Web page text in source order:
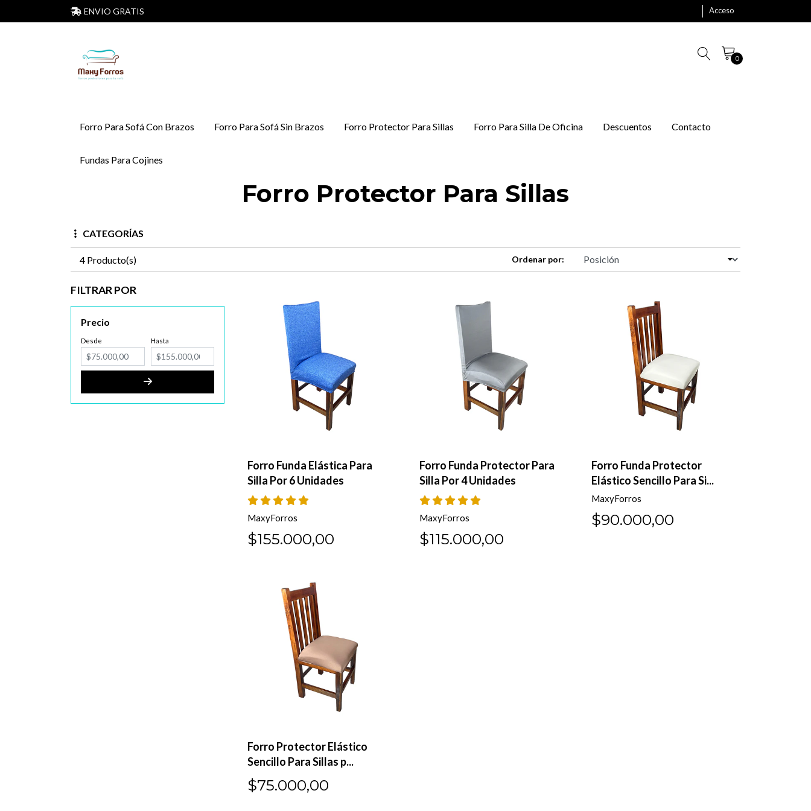
ENVIO GRATIS Acceso
0
Forro Para Sofá Con Brazos Forro Para Sofá Sin Brazos Forro Protector Para Sillas Forro Para Silla De Oficina Descuentos Contacto
Fundas Para Cojines
Forro Protector Para Sillas
CATEGORÍAS
4 Producto(s) Ordenar por:
FILTRAR POR
Precio
Desde Hasta
Forro Funda Elástica Para
Silla Por 6 Unidades
MaxyForros
$155.000,00
Forro Funda Protector Para
Silla Por 4 Unidades
MaxyForros
$115.000,00
Forro Funda Protector
Elástico Sencillo Para Si...
MaxyForros
$90.000,00
Forro Protector Elástico
Sencillo Para Sillas p...
$75.000,00